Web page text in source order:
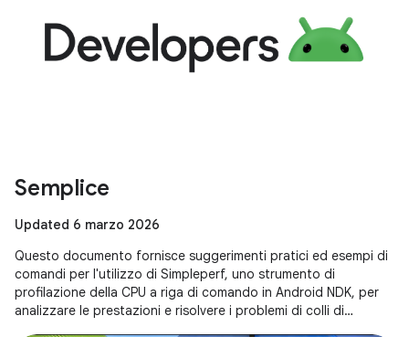
Semplice
Updated 6 marzo 2026
Questo documento fornisce suggerimenti pratici ed esempi di
comandi per l'utilizzo di Simpleperf, uno strumento di
profilazione della CPU a riga di comando in Android NDK, per
analizzare le prestazioni e risolvere i problemi di colli di